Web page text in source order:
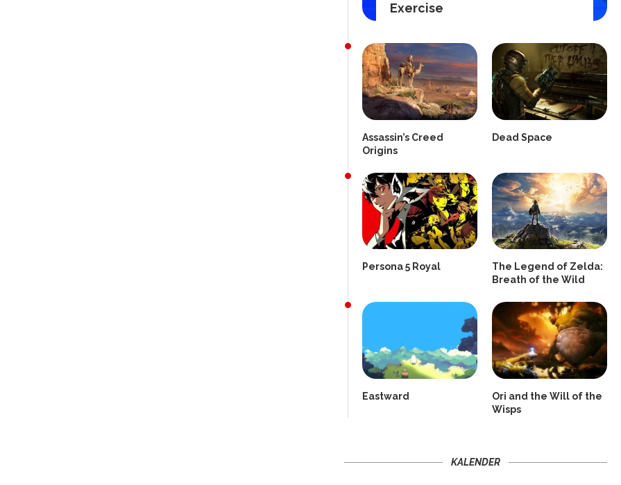
Exercise
Assassin’s Creed
Origins
Dead Space
Persona 5 Royal
The Legend of Zelda:
Breath of the Wild
Eastward
Ori and the Will of the
Wisps
KALENDER